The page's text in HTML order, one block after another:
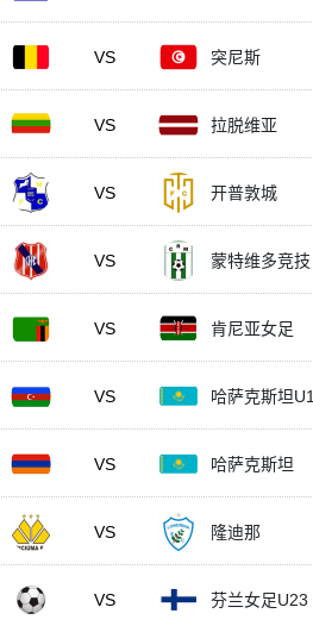
VS 突尼斯
VS 拉脱维亚
VS 开普敦城
VS 蒙特维多竞技
VS 肯尼亚女足
VS 哈萨克斯坦
VS 哈萨克斯坦
VS 隆迪那
VS 芬兰女足U23